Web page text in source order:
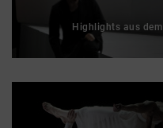
Highlights aus